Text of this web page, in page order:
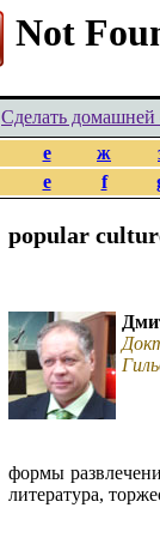
Сделать домашней
е ж
e f
popular
формы
литература,